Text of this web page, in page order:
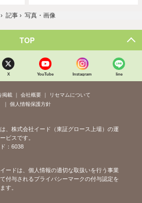
› 記事 › 写真・画像
TOP
X YouTube Instagram line
掲載 会社概要
リセマムについて
個人情報保護方針
、株式会社イード（東証グロース上場）の運
ビスです。
：6038
ードは、個人情報の適切な取扱いを行う事業
付与されるプライバシーマークの付与認定を
す。